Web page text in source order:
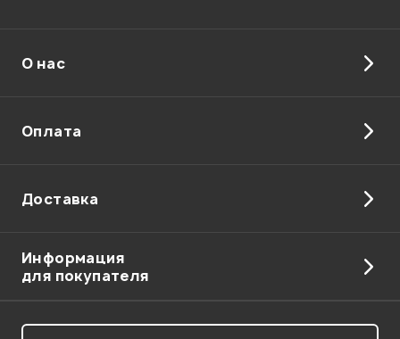
Отправить
О нас
Оплата
Доставка
Информация
для покупателя